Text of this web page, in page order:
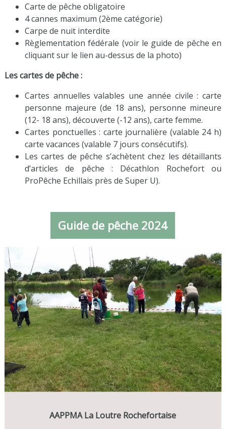
Carte de pêche obligatoire
4 cannes maximum (2ème catégorie)
Carpe de nuit interdite
Règlementation fédérale (voir le guide de pêche en
cliquant sur le lien au-dessus de la photo)
Les cartes de pêche :
Cartes annuelles valables une année civile : carte
personne majeure (de 18 ans), personne mineure
(12- 18 ans), découverte (-12 ans), carte femme.
Cartes ponctuelles : carte journalière (valable 24 h)
carte vacances (valable 7 jours consécutifs).
Les cartes de pêche s’achètent chez les détaillants
d’articles de pêche : Décathlon Rochefort ou
ProPêche Echillais près de Super U).
Guide de pêche 2024
AAPPMA La Loutre Rochefortaise